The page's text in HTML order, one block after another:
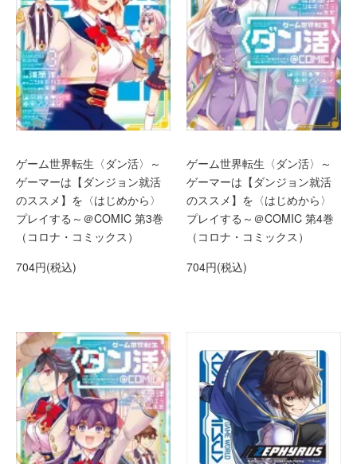
ゲーム世界転生〈ダン活〉～
ゲーマーは【ダンジョン就活
のススメ】を〈はじめから〉
プレイする～＠COMIC 第3巻
（コロナ・コミックス）
704円(税込)
ゲーム世界転生〈ダン活〉～
ゲーマーは【ダンジョン就活
のススメ】を〈はじめから〉
プレイする～＠COMIC 第4巻
（コロナ・コミックス）
704円(税込)